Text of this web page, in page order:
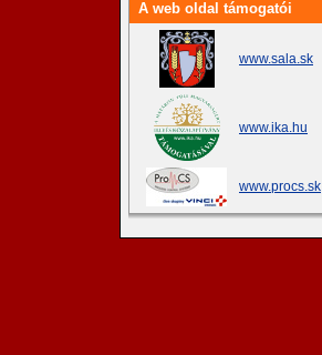
A web oldal támogatói
www.sala.sk
www.ika.hu
www.procs.sk